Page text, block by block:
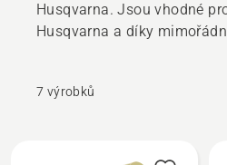
Husqvarna. Jsou vhodné
Husqvarna a díky
7 výrobků